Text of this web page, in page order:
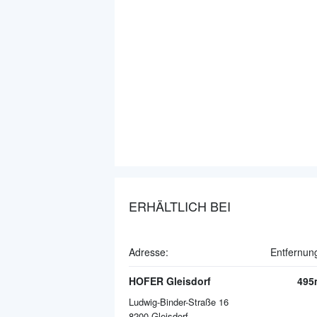
ERHÄLTLICH BEI
Adresse:
HOFER Gleisdorf
Ludwig-Binder-Straße 16